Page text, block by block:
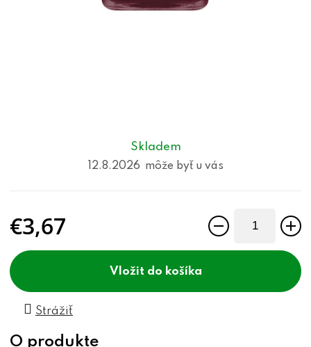
Skladem
12.8.2026
€3,67
do košíka
Strážiť